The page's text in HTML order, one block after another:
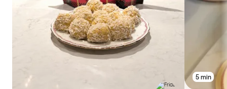
5 min